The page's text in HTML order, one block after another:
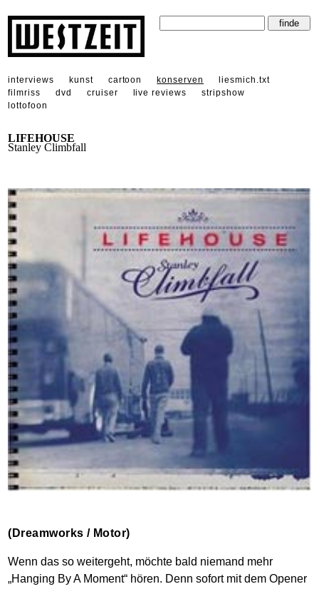
interviews kunst cartoon konserven
liesmich.txt
filmriss
dvd cruiser live reviews
stripshow
lottofoon
LIFEHOUSE
Stanley Climbfall
(Dreamworks / Motor)
Wenn das so weitergeht, möchte bald niemand mehr
„Hanging By A Moment“ hören. Denn sofort mit dem Opener